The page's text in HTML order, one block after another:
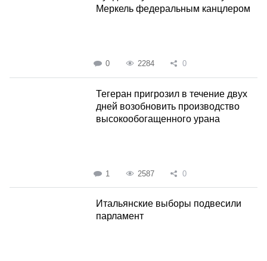
Меркель федеральным канцлером
0 2284 0
Тегеран пригрозил в течение двух
дней возобновить производство
высокообогащенного урана
1 2587 0
Итальянские выборы подвесили
парламент